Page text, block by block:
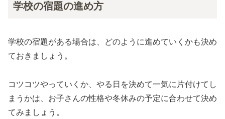
学校の宿題の進め方
学校の宿題がある場合は、どのように進めていくかも決め
ておきましょう。
コツコツやっていくか、やる日を決めて一気に片付けてし
まうかは、お子さんの性格や冬休みの予定に合わせて決め
てみましょう。